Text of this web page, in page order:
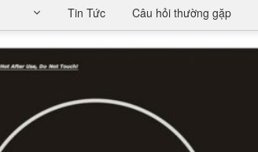
Tin Tức Câu hỏi thường gặp